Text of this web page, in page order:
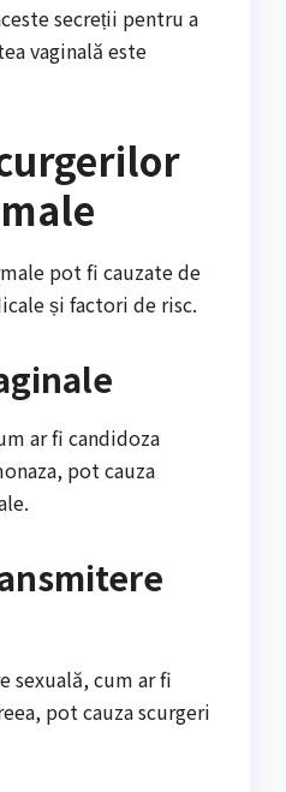
secreții pentru a
vaginală este
pot fi cauzate de
și factori de risc.
ar fi candidoza
pot cauza
sexuală, cum ar fi
pot cauza scurgeri